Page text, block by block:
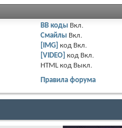
BB коды Вкл.
Смайлы Вкл.
[IMG] код Вкл.
[VIDEO] код Вкл.
HTML код Выкл.
Правила форума